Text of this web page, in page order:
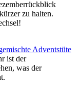
zu halten.
Adventstüte
ist der
was der